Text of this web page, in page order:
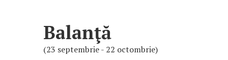
Balanţă
(23 septembrie - 22 octombrie)